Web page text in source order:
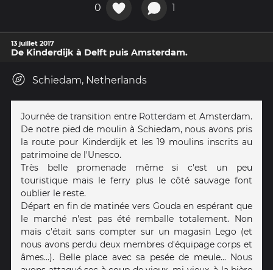
0 1
13 juillet 2017
De Kinderdijk à Delft puis Amsterdam.
Schiedam, Netherlands
Journée de transition entre Rotterdam et Amsterdam.
De notre pied de moulin à Schiedam, nous avons pris
la route pour Kinderdijk et les 19 moulins inscrits au
patrimoine de l'Unesco.
Très belle promenade même si c'est un peu
touristique mais le ferry plus le côté sauvage font
oublier le reste.
Départ en fin de matinée vers Gouda en espérant que
le marché n'est pas été remballe totalement. Non
mais c'était sans compter sur un magasin Lego (et
nous avons perdu deux membres d'équipage corps et
âmes...). Belle place avec sa pesée de meule... Nous